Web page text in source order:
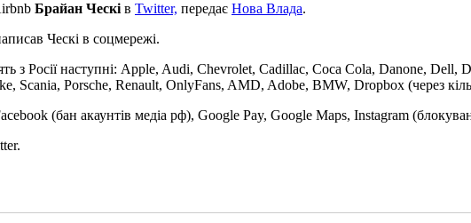
Брайан Ческі в Twitter, передає Нова Влада.
Ческі в соцмережі.
з Росії наступні: Apple, Audi, Chevrolet, Cadillac, Coca Cola, Danone,
Scania, Porsche, Renault, OnlyFans, AMD, Adobe, BMW, Dropbox (через
(бан акаунтів медіа рф), Google Pay, Google Maps, Instagram